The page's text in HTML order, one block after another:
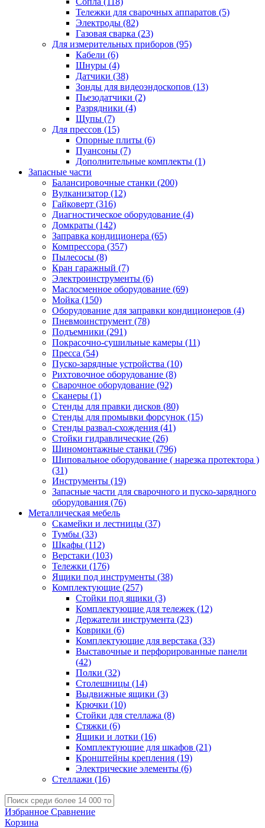
Тележки для сварочных аппаратов (5)
Электроды (82)
Газовая сварка (23)
Для измерительных приборов (95)
Кабели (6)
Шнуры (4)
Датчики (38)
Зонды для видеоэндоскопов (13)
Пьезодатчики (2)
Разрядники (4)
Щупы (7)
Для прессов (15)
Опорные плиты (6)
Пуансоны (7)
Дополнительные комплекты (1)
Запасные части
Балансировочные станки (200)
Вулканизатор (12)
Гайковерт (316)
Диагностическое оборудование (4)
Домкраты (142)
Заправка кондиционера (65)
Компрессора (357)
Пылесосы (8)
Кран гаражный (7)
Электроинструменты (6)
Маслосменное оборудование (69)
Мойка (150)
Оборудование для заправки кондиционеров (4)
Пневмоинструмент (78)
Подъемники (291)
Покрасочно-сушильные камеры (11)
Пресса (54)
Пуско-зарядные устройства (10)
Рихтовочное оборудование (8)
Сварочное оборудование (92)
Сканеры (1)
Стенды для правки дисков (80)
Стенды для промывки форсунок (15)
Стенды развал-схождения (41)
Стойки гидравлические (26)
Шиномонтажные станки (796)
Шиповальное оборудование ( нарезка протектора )
(31)
Инструменты (19)
Запасные части для сварочного и пуско-зарядного
оборудования (76)
Металлическая мебель
Скамейки и лестницы (37)
Тумбы (33)
Шкафы (112)
Верстаки (103)
Тележки (176)
Ящики под инструменты (38)
Комплектующие (257)
Стойки под ящики (3)
Комплектующие для тележек (12)
Держатели инструмента (23)
Коврики (6)
Комплектующие для верстака (33)
Выставочные и перфорированные панели
(42)
Полки (32)
Столешницы (14)
Выдвижные ящики (3)
Крючки (10)
Стойки для стеллажа (8)
Стяжки (6)
Ящики и лотки (16)
Комплектующие для шкафов (21)
Кронштейны крепления (19)
Электрические элементы (6)
Стеллажи (16)
Избранное Сравнение
Корзина